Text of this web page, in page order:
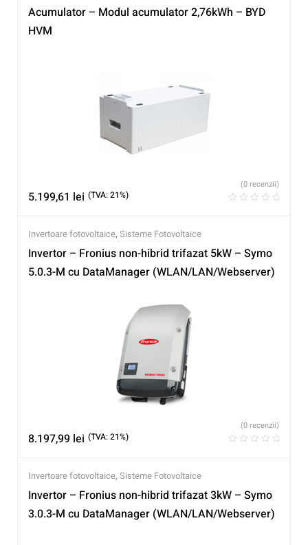
Acumulator – Modul acumulator 2,76kWh – BYD
HVM
5.199,61 lei (TVA: 21%)
(0 recenzii)
Invertoare fotovoltaice, Sisteme Fotovoltaice
Invertor – Fronius non-hibrid trifazat 5kW – Symo
5.0.3-M cu DataManager (WLAN/LAN/Webserver)
8.197,99 lei (TVA: 21%)
(0 recenzii)
Invertoare fotovoltaice, Sisteme Fotovoltaice
Invertor – Fronius non-hibrid trifazat 3kW – Symo
3.0.3-M cu DataManager (WLAN/LAN/Webserver)